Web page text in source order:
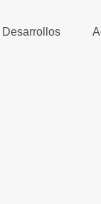
Desarrollos